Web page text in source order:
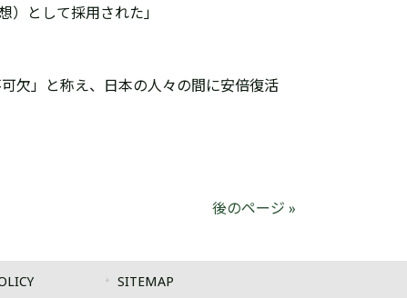
として採用された」
欠」と称え、日本の人々の間に安倍復活
後のページ »
SITEMAP